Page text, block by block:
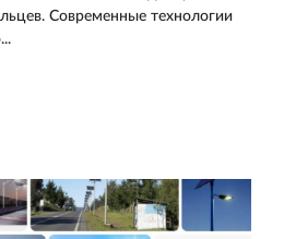
Современные технологии